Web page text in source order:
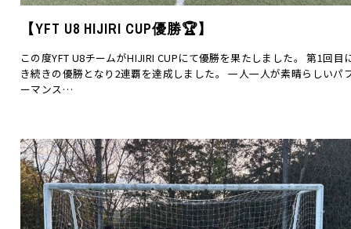
【YFT U8 HIJIRI CUP優勝🏆】
この度YFT U8チームがHIJIRI CUPにて優勝を果たしました。 第1回目
き続きの優勝となり2連覇を達成しました。 一人一人が素晴らしいパ
ーマンス…